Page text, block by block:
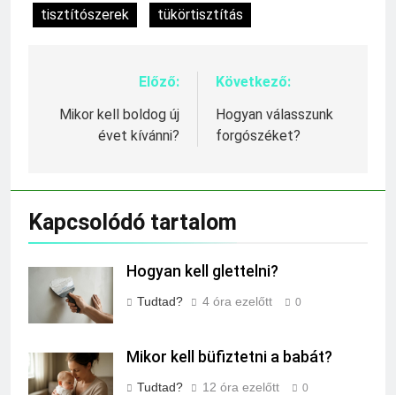
tisztítószerek
tükörtisztítás
Bejegyzés
navigáció
Előző:
Mikor kell boldog új
évet kívánni?
Következő:
Hogyan válasszunk
forgószéket?
Kapcsolódó tartalom
Hogyan kell glettelni?
Tudtad? 4 óra ezelőtt 0
Mikor kell büfiztetni a babát?
Tudtad? 12 óra ezelőtt 0